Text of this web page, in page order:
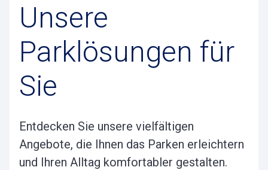
Unsere
Parklösungen für
Sie
Entdecken Sie unsere vielfältigen
Angebote, die Ihnen das Parken erleichtern
und Ihren Alltag komfortabler gestalten.